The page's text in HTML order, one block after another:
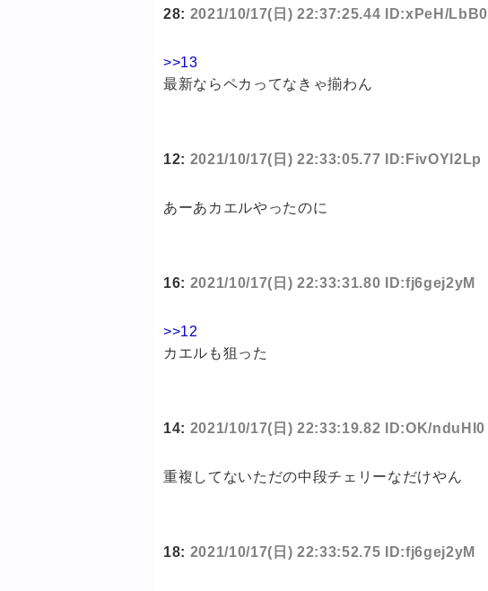
28: 2021/10/17(日) 22:37:25.44 ID:xPeH/LbB0
>>13
最新ならペカってなきゃ揃わん
12: 2021/10/17(日) 22:33:05.77 ID:FivOYl2Lp
あーあカエルやったのに
16: 2021/10/17(日) 22:33:31.80 ID:fj6gej2yM
>>12
カエルも狙った
14: 2021/10/17(日) 22:33:19.82 ID:OK/nduHl0
重複してないただの中段チェリーなだけやん
18: 2021/10/17(日) 22:33:52.75 ID:fj6gej2yM